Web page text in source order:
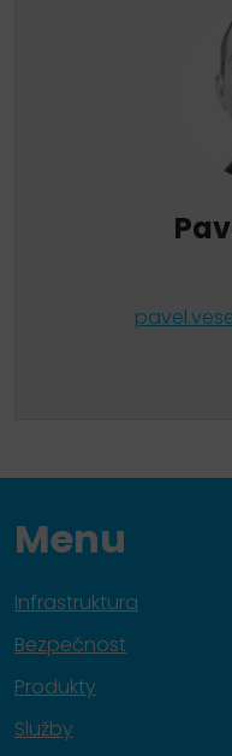
Menu
Infrastruktura
Bezpečnost
Produkty
Služby